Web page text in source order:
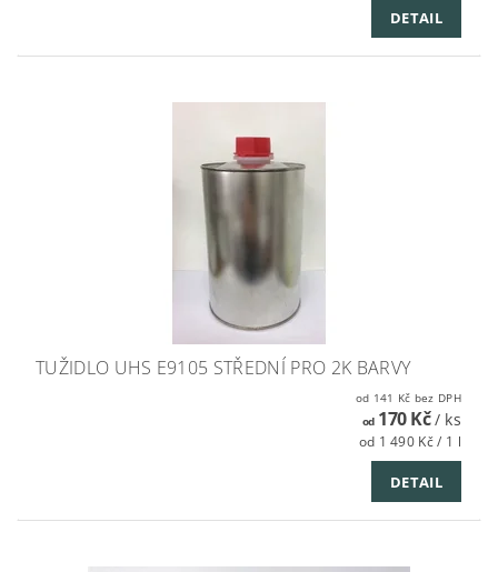
DETAIL
TUŽIDLO UHS E9105 STŘEDNÍ PRO 2K BARVY
od 141 Kč bez DPH
od170 Kč/ ks
od 1 490 Kč / 1 l
DETAIL